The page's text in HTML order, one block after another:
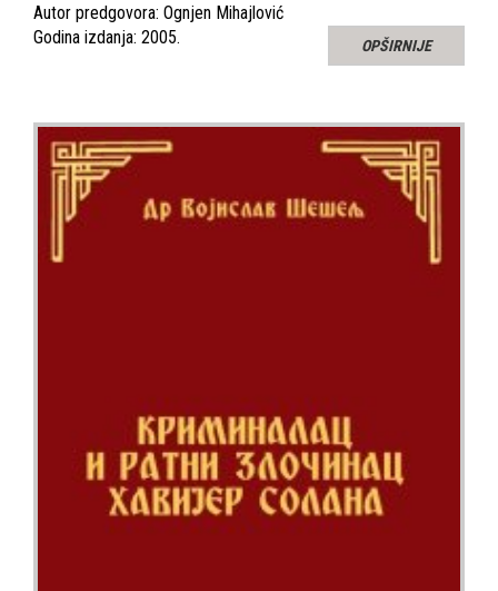
Autor predgovora: Ognjen Mihajlović
Godina izdanja: 2005.
OPŠIRNIJE